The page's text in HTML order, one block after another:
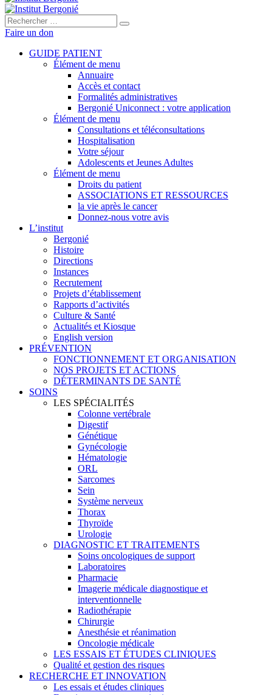
Rechercher :
Faire un don
GUIDE PATIENT
Élément de menu
Annuaire
Accès et contact
Formalités administratives
Bergonié Uniconnect : votre application
Élément de menu
Consultations et téléconsultations
Hospitalisation
Votre séjour
Adolescents et Jeunes Adultes
Élément de menu
Droits du patient
ASSOCIATIONS ET RESSOURCES
la vie après le cancer
Donnez-nous votre avis
L’institut
Bergonié
Histoire
Directions
Instances
Recrutement
Projets d’établissement
Rapports d’activités
Culture & Santé
Actualités et Kiosque
English version
PRÉVENTION
FONCTIONNEMENT ET ORGANISATION
NOS PROJETS ET ACTIONS
DÉTERMINANTS DE SANTÉ
SOINS
LES SPÉCIALITÉS
Colonne vertébrale
Digestif
Génétique
Gynécologie
Hématologie
ORL
Sarcomes
Sein
Système nerveux
Thorax
Thyroïde
Urologie
DIAGNOSTIC ET TRAITEMENTS
Soins oncologiques de support
Laboratoires
Pharmacie
Imagerie médicale diagnostique et
interventionnelle
Radiothérapie
Chirurgie
Anesthésie et réanimation
Oncologie médicale
LES ESSAIS ET ÉTUDES CLINIQUES
Qualité et gestion des risques
RECHERCHE ET INNOVATION
Les essais et études cliniques